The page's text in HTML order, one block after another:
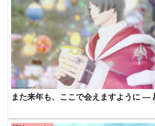
また来年も、ここで会えますように ―